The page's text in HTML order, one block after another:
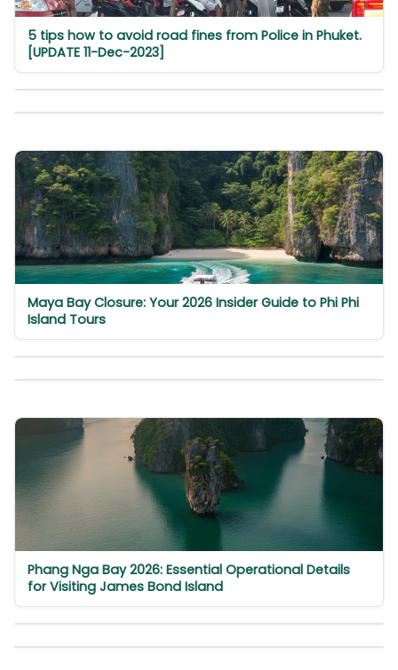
5 tips how to avoid road fines from Police in Phuket.
[UPDATE 11-Dec-2023]
Maya Bay Closure: Your 2026 Insider Guide to Phi Phi
Island Tours
Phang Nga Bay 2026: Essential Operational Details
for Visiting James Bond Island